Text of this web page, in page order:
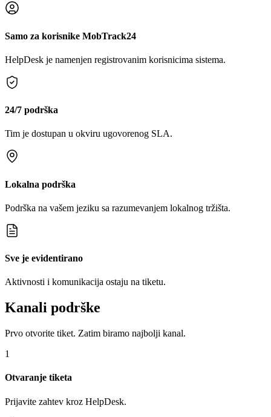
Samo za korisnike MobTrack24
HelpDesk je namenjen registrovanim korisnicima sistema.
24/7 podrška
Tim je dostupan u okviru ugovorenog SLA.
Lokalna podrška
Podrška na vašem jeziku sa razumevanjem lokalnog tržišta.
Sve je evidentirano
Aktivnosti i komunikacija ostaju na tiketu.
Kanali podrške
Prvo otvorite tiket. Zatim biramo najbolji kanal.
1
Otvaranje tiketa
Prijavite zahtev kroz HelpDesk.